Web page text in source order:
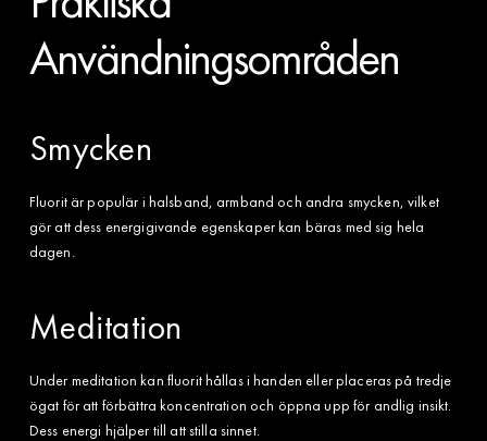
Användningsområden
Smycken
Fluorit är populär i halsband, armband och andra smycken, vilket
gör att dess energigivande egenskaper kan bäras med sig hela
dagen.
Meditation
Under meditation kan fluorit hållas i handen eller placeras på tredje
ögat för att förbättra koncentration och öppna upp för andlig insikt.
Dess energi hjälper till att stilla sinnet.